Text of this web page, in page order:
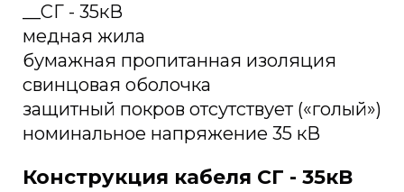
__СГ - 35кВ
медная жила
бумажная пропитанная изоляция
свинцовая оболочка
защитный покров отсутствует («голый»)
номинальное напряжение 35 кВ
Конструкция кабеля СГ - 35кВ